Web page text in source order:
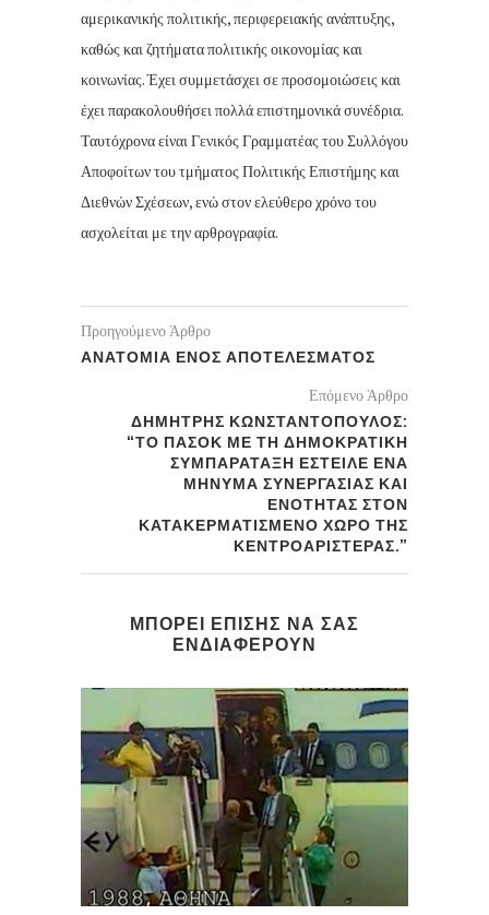
αμερικανικής πολιτικής, περιφερειακής ανάπτυξης,
καθώς και ζητήματα πολιτικής οικονομίας και
κοινωνίας. Έχει συμμετάσχει σε προσομοιώσεις και
έχει παρακολουθήσει πολλά επιστημονικά συνέδρια.
Ταυτόχρονα είναι Γενικός Γραμματέας του Συλλόγου
Αποφοίτων του τμήματος Πολιτικής Επιστήμης και
Διεθνών Σχέσεων, ενώ στον ελεύθερο χρόνο του
ασχολείται με την αρθρογραφία.
Προηγούμενο Άρθρο
ΑΝΑΤΟΜΙΑ ΕΝΟΣ ΑΠΟΤΕΛΕΣΜΑΤΟΣ
Επόμενο Άρθρο
ΔΗΜΗΤΡΗΣ ΚΩΝΣΤΑΝΤΟΠΟΥΛΟΣ:
“ΤΟ ΠΑΣΟΚ ΜΕ ΤΗ ΔΗΜΟΚΡΑΤΙΚΗ
ΣΥΜΠΑΡΑΤΑΞΗ ΕΣΤΕΙΛΕ ΕΝΑ
ΜΗΝΥΜΑ ΣΥΝΕΡΓΑΣΙΑΣ ΚΑΙ
ΕΝΟΤΗΤΑΣ ΣΤΟΝ
ΚΑΤΑΚΕΡΜΑΤΙΣΜΕΝΟ ΧΩΡΟ ΤΗΣ
ΚΕΝΤΡΟΑΡΙΣΤΕΡΑΣ.”
ΜΠΟΡΕΙ ΕΠΙΣΗΣ ΝΑ ΣΑΣ
ΕΝΔΙΑΦΕΡΟΥΝ